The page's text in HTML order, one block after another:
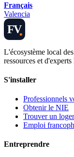
Français
Valencia
FV
L'écosystème local
ressources et
S'installer
Professionnels
Obtenir le NIE
Trouver un
Emploi
Entreprendre